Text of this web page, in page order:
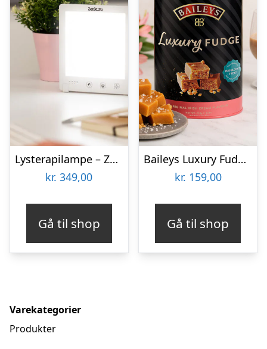
Lysterapilampe – Zenkuru
kr. 349,00
Gå til shop
Baileys Luxury Fudge 250 gram
kr. 159,00
Gå til shop
Varekategorier
Produkter